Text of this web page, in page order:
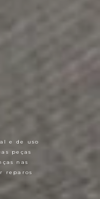
e de uso
peças
nas
reparos